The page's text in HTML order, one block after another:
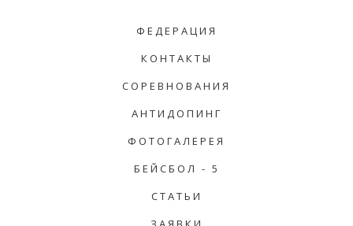
ФЕДЕРАЦИЯ
КОНТАКТЫ
СОРЕВНОВАНИЯ
АНТИДОПИНГ
ФОТОГАЛЕРЕЯ
БЕЙСБОЛ - 5
СТАТЬИ